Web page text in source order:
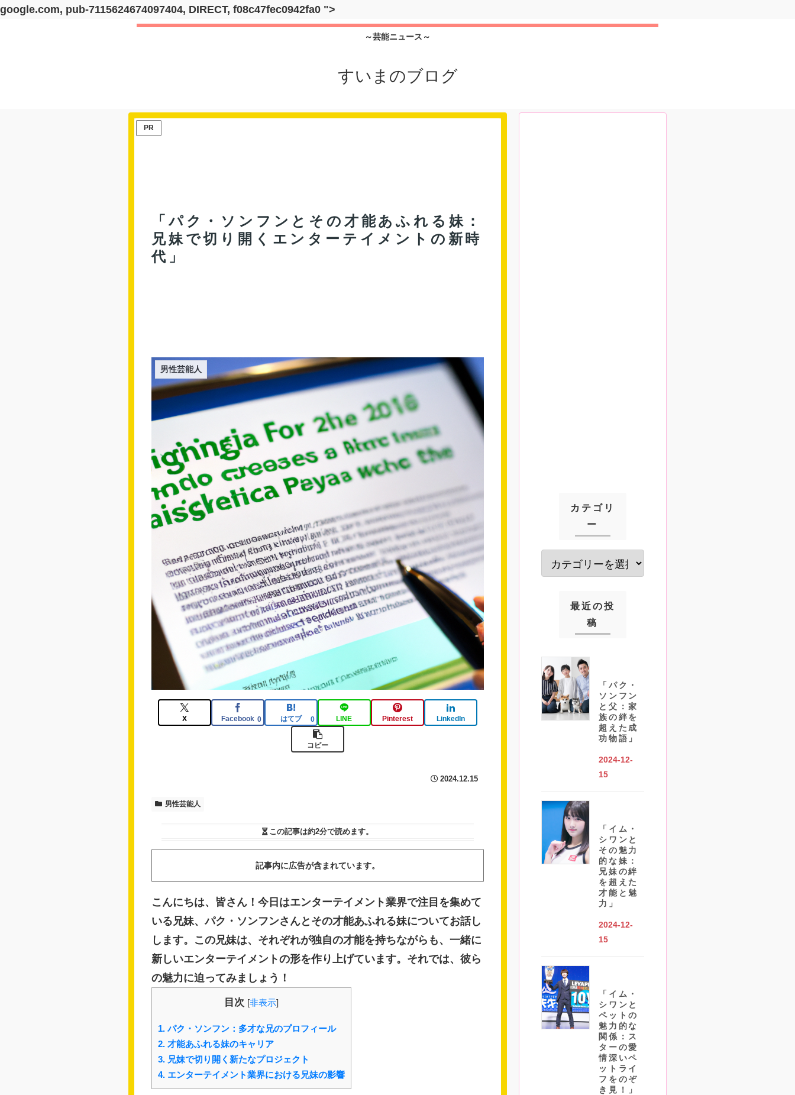
google.com, pub-7115624674097404, DIRECT, f08c47fec0942fa0 ">
～芸能ニュース～
すいまのブログ
PR
「パク・ソンフンとその才能あふれる妹：
兄妹で切り開くエンターテイメントの新時
代」
男性芸能人
X Facebook 0 はてブ 0 LINE Pinterest LinkedIn
コピー
2024.12.15
男性芸能人
この記事は約2分で読めます。
記事内に広告が含まれています。
こんにちは、皆さん！今日はエンターテイメント業界で注目を集めて
いる兄妹、パク・ソンフンさんとその才能あふれる妹についてお話し
します。この兄妹は、それぞれが独自の才能を持ちながらも、一緒に
新しいエンターテイメントの形を作り上げています。それでは、彼ら
の魅力に迫ってみましょう！
目次 [非表示]
1.パク・ソンフン：多才な兄のプロフィール
2. 才能あふれる妹のキャリア
3. 兄妹で切り開く新たなプロジェクト
4. エンターテイメント業界における兄妹の影響
カテゴリ
ー
最近の投
稿
「パク・
ソンフン
と父：家
族の絆を
超えた成
功物語」
2024-12-
15
「イム・
シワンと
その魅力
的な妹：
兄妹の絆
を超えた
才能と魅
力」
2024-12-
15
「イム・
シワンと
ペットの
魅力的な
関係：ス
ターの愛
情深いペ
ットライ
フをのぞ
き見！」